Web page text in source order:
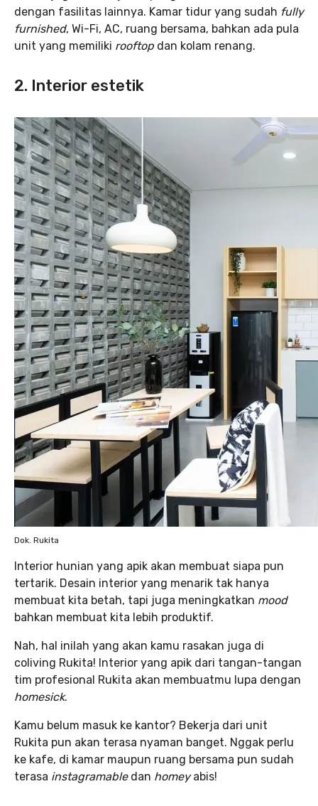
dengan fasilitas lainnya. Kamar tidur yang sudah fully
furnished, Wi-Fi, AC, ruang bersama, bahkan ada pula
unit yang memiliki rooftop dan kolam renang.
2. Interior estetik
Dok. Rukita
Interior hunian yang apik akan membuat siapa pun
tertarik. Desain interior yang menarik tak hanya
membuat kita betah, tapi juga meningkatkan mood
bahkan membuat kita lebih produktif.
Nah, hal inilah yang akan kamu rasakan juga di
coliving Rukita! Interior yang apik dari tangan-tangan
tim profesional Rukita akan membuatmu lupa dengan
homesick.
Kamu belum masuk ke kantor? Bekerja dari unit
Rukita pun akan terasa nyaman banget. Nggak perlu
ke kafe, di kamar maupun ruang bersama pun sudah
terasa instagramable dan homeyabis!